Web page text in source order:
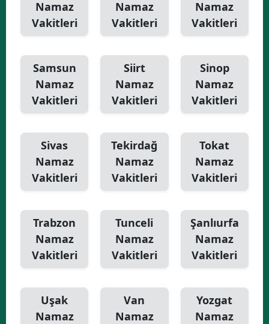
Namaz
Vakitleri
Namaz
Vakitleri
Namaz
Vakitleri
Samsun
Namaz
Vakitleri
Siirt
Namaz
Vakitleri
Sinop
Namaz
Vakitleri
Sivas
Namaz
Vakitleri
Tekirdağ
Namaz
Vakitleri
Tokat
Namaz
Vakitleri
Trabzon
Namaz
Vakitleri
Tunceli
Namaz
Vakitleri
Şanlıurfa
Namaz
Vakitleri
Uşak
Namaz
Van
Namaz
Yozgat
Namaz